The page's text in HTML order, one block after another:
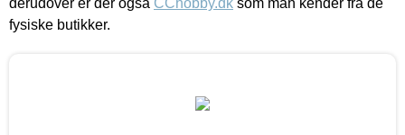
fysiske butikker.